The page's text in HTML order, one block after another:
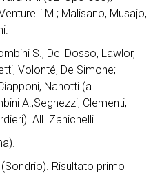
M.; Malisano, Musajo,
S., Del Dosso, Lawlor,
Volonté, De Simone;
Nanotti (a
A.,Seghezzi, Clementi,
All. Zanichelli.
Risultato primo